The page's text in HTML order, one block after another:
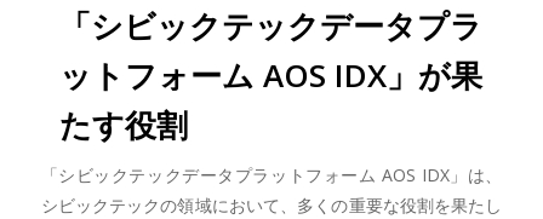
「シビックテックデータプラ
ットフォーム AOS IDX」が果
たす役割
「シビックテックデータプラットフォーム AOS IDX」は、
シビックテックの領域において、多くの重要な役割を果たし